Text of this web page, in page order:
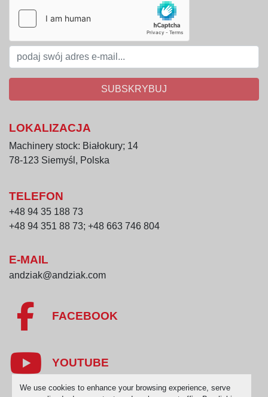
We use cookies to enhance your browsing experience, serve
SUBSKRYBUJ
LOKALIZACJA
Machinery stock: Białokury; 14
78-123 Siemyśl, Polska
TELEFON
+48 94 35 188 73
+48 94 351 88 73; +48 663 746 804
E-MAIL
andziak@andziak.com
FACEBOOK
YOUTUBE